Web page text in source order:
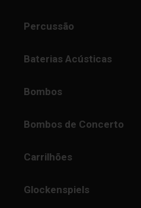
Percussão
Baterias Acústicas
Bombos
Bombos de Concerto
Carrilhões
Glockenspiels